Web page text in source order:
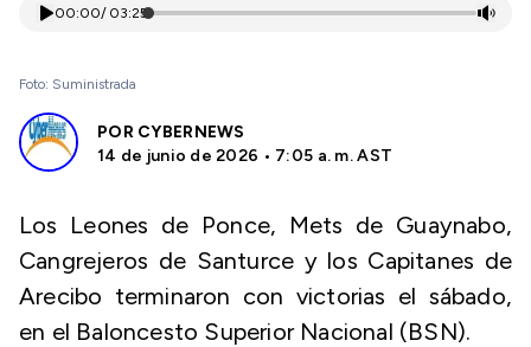
00:00/ 03:25
Foto: Suministrada
POR CYBERNEWS
14 de junio de 2026 • 7:05 a. m. AST
Los Leones de Ponce, Mets de Guaynabo,
Cangrejeros de Santurce y los Capitanes de
Arecibo terminaron con victorias el sábado,
en el Baloncesto Superior Nacional (BSN).